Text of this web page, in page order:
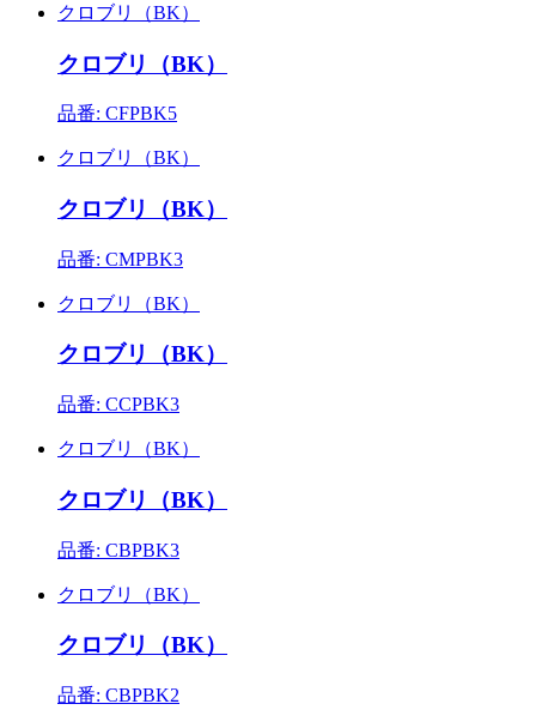
クロブリ（BK）
クロブリ（BK）
品番: CFPBK5
クロブリ（BK）
クロブリ（BK）
品番: CMPBK3
クロブリ（BK）
クロブリ（BK）
品番: CCPBK3
クロブリ（BK）
クロブリ（BK）
品番: CBPBK3
クロブリ（BK）
クロブリ（BK）
品番: CBPBK2